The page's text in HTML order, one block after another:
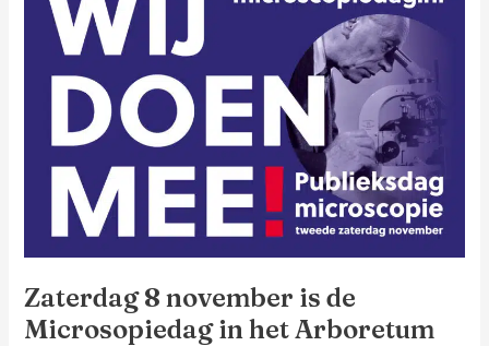
Zaterdag 8 november is de
Microsopiedag in het Arboretum
november
Microsopiedag
Arboretum